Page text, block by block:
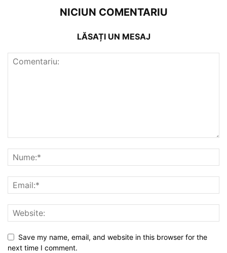
NICIUN COMENTARIU
LĂSAȚI UN MESAJ
Save my name, email, and website in this browser for the
next time I comment.